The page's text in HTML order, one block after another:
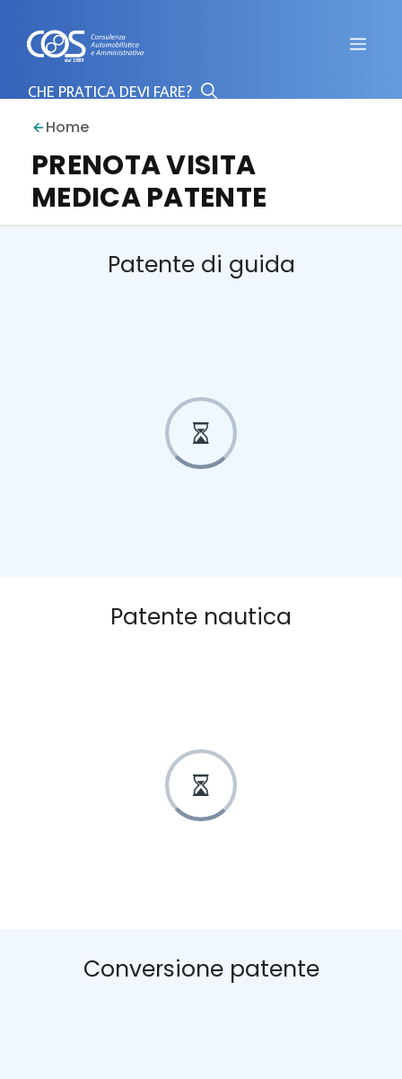
contenuto
Home
PRENOTA VISITA
MEDICA PATENTE
Patente di guida
Patente nautica
Conversione patente